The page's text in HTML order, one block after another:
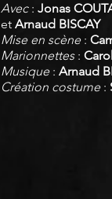
Avec: Jonas
et Arnaud BISCAY
Mise en scène:
Marionnettes :
Musique: Arnaud
Création costume: